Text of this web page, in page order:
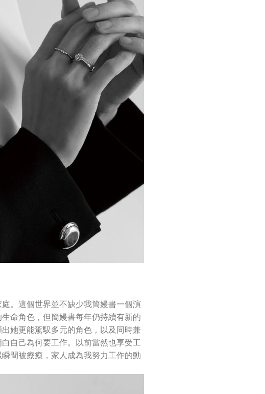
。這個世界並不缺少我簡嫚書一個演
命角色，但簡嫚書每年仍持續有新的
她更能駕馭多元的角色，以及同時兼
自己為何要工作。以前當然也享受工
間被療癒，家人成為我努力工作的動